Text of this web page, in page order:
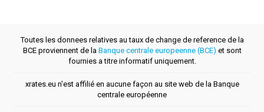
Toutes les donnees relatives au taux de change de reference de la
BCE proviennent de la Banque centrale europeenne (BCE) et sont
fournies a titre informatif uniquement.
xrates.eu n'est affilié en aucune façon au site web de la Banque
centrale européenne